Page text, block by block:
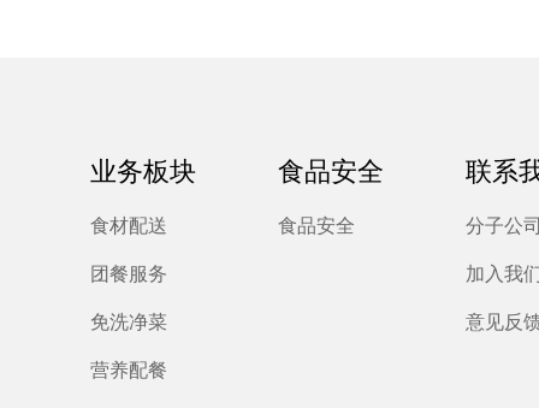
业务板块
食材配送
团餐服务
免洗净菜
营养配餐
食品安全
食品安全
联系
分子公
加入我
意见反